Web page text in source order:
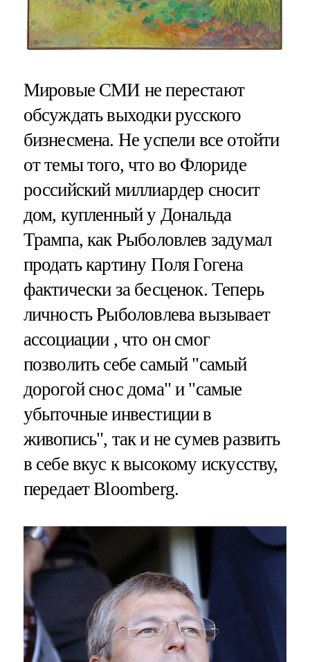
Мировые СМИ не перестают
обсуждать выходки русского
бизнесмена. Не успели все отойти
от темы того, что во Флориде
российский миллиардер сносит
дом, купленный у Дональда
Трампа, как Рыболовлев задумал
продать картину Поля Гогена
фактически за бесценок. Теперь
личность Рыболовлева вызывает
ассоциации , что он смог
позволить себе самый "самый
дорогой снос дома" и "самые
убыточные инвестиции в
живопись", так и не сумев развить
в себе вкус к высокому искусству,
передает Bloomberg.